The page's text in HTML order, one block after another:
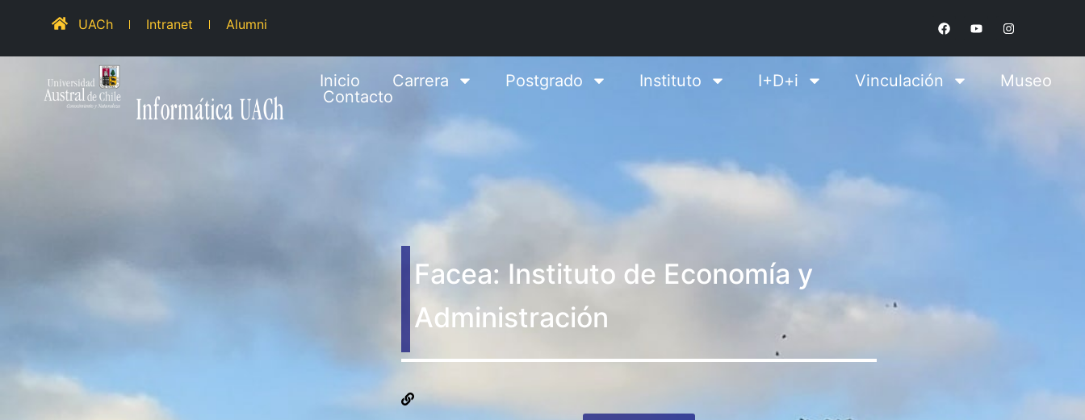
UACh Intranet Alumni
Inicio Carrera Postgrado Instituto I+D+i Vinculación
Museo
Contacto
Facea: Instituto de Economía y
Administración